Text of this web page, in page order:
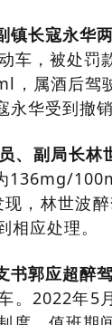
长寇永华两
，被处罚
属酒后驾
华受到撤
、副局长林
136mg/
，林世波
应处理。
郭应超醉驾
2022年5